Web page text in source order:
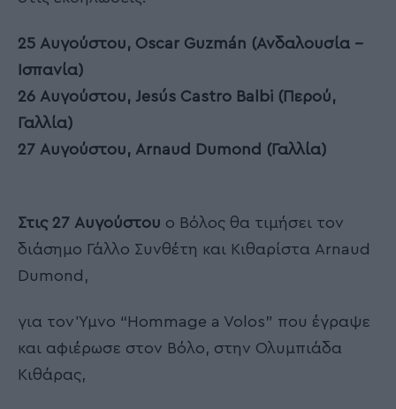
25 Αυγούστου, Oscar Guzmán (Ανδαλουσία –
Ισπανία)
26 Αυγούστου, Jesús Castro Balbi (Περού,
Γαλλία)
27 Αυγούστου, Arnaud Dumond (Γαλλία)
Στις 27 Αυγούστου ο Βόλος θα τιμήσει τον
διάσημο Γάλλο Συνθέτη και Κιθαρίστα Arnaud
Dumond,
για τον Ύμνο “Hommage a Volos” που έγραψε
και αφιέρωσε στον Βόλο, στην Ολυμπιάδα
Κιθάρας,